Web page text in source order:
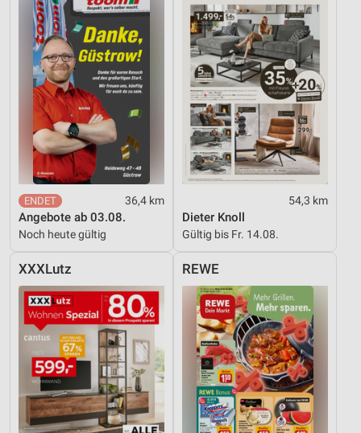
36,4 km
Angebote ab 03.08.
Noch heute gültig
54,3 km
Dieter Knoll
Gültig bis Fr. 14.08.
XXXLutz REWE